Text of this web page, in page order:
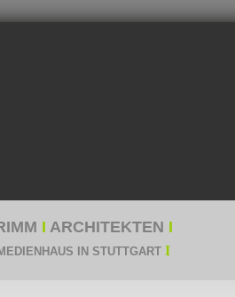
I ARCHITEKTEN I
IN STUTTGART I